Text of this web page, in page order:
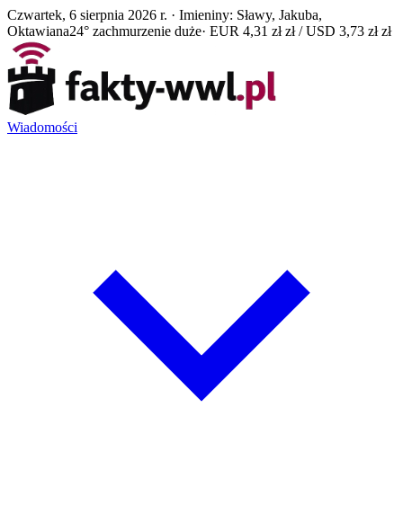
Czwartek, 6 sierpnia 2026 r. · Imieniny: Sławy, Jakuba,
Oktawiana24° zachmurzenie duże· EUR 4,31 zł zł / USD 3,73 zł zł
Wiadomości